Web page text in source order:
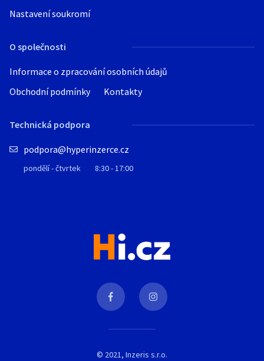
Nastavení soukromí
O společnosti
Informace o zpracování osobních údajů
Obchodní podmínky
Kontakty
Technická podpora
podpora@hyperinzerce.cz
pondělí - čtvrtek 8:30 - 17:00
© 2021, Inzeris s.r.o.